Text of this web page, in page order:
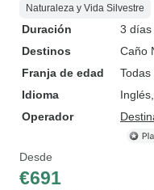
Naturaleza y Vida Silvestre
Duración
3 días
Destinos
Caño
Franja de edad
Idioma
Operador
Desde
€691